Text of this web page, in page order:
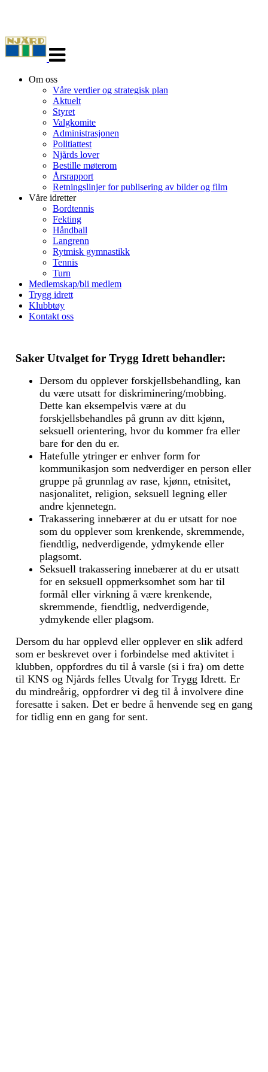
navigasjon
Om oss
Våre verdier og strategisk plan
Aktuelt
Styret
Valgkomite
Administrasjonen
Politiattest
Njårds lover
Bestille møterom
Årsrapport
Retningslinjer for publisering av bilder og film
Våre idretter
Bordtennis
Fekting
Håndball
Langrenn
Rytmisk gymnastikk
Tennis
Turn
Medlemskap/bli medlem
Trygg idrett
Klubbtøy
Kontakt oss
Saker Utvalget for Trygg Idrett behandler:
Dersom du opplever forskjellsbehandling, kan
du være utsatt for diskriminering/mobbing.
Dette kan eksempelvis være at du
forskjellsbehandles på grunn av ditt kjønn,
seksuell orientering, hvor du kommer fra eller
bare for den du er.
Hatefulle ytringer er enhver form for
kommunikasjon som nedverdiger en person eller
gruppe på grunnlag av rase, kjønn, etnisitet,
nasjonalitet, religion, seksuell legning eller
andre kjennetegn.
Trakassering innebærer at du er utsatt for noe
som du opplever som krenkende, skremmende,
fiendtlig, nedverdigende, ydmykende eller
plagsomt.
Seksuell trakassering innebærer at du er utsatt
for en seksuell oppmerksomhet som har til
formål eller virkning å være krenkende,
skremmende, fiendtlig, nedverdigende,
ydmykende eller plagsom.
Dersom du har opplevd eller opplever en slik adferd
som er beskrevet over i forbindelse med aktivitet i
klubben, oppfordres du til å varsle (si i fra) om dette
til KNS og Njårds felles Utvalg for Trygg Idrett. Er
du mindreårig, oppfordrer vi deg til å involvere dine
foresatte i saken. Det er bedre å henvende seg en gang
for tidlig enn en gang for sent.